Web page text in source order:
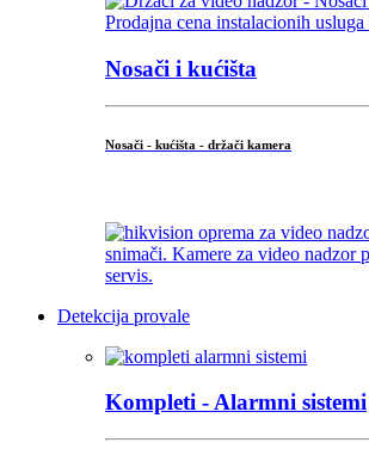
Nosači i kućišta
Nosači - kućišta - držači kamera
Detekcija provale
Kompleti - Alarmni sistemi